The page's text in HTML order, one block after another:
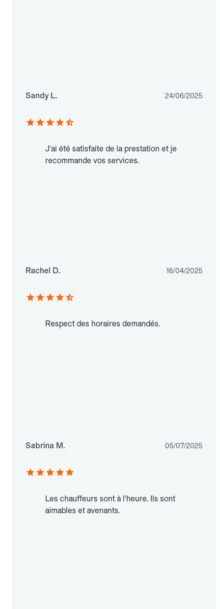
Sandy L. 24/06/2025
J'ai été satisfaite de la prestation et je
recommande vos services.
Rachel D. 16/04/2025
Respect des horaires demandés.
Sabrina M. 05/07/2025
Les chauffeurs sont à l'heure. Ils sont
aimables et avenants.